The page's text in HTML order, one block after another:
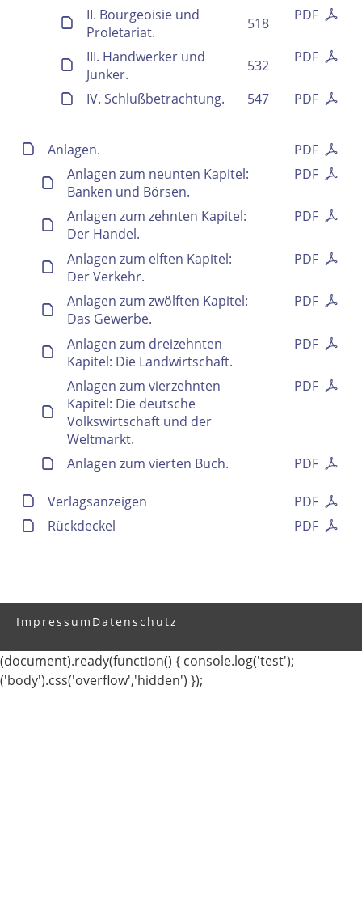
PDF
518
II. Bourgeoisie und
Proletariat.
PDF
532
III. Handwerker und
Junker.
PDF
547
IV. Schlußbetrachtung.
PDF
Anlagen.
PDF
Anlagen zum neunten Kapitel:
Banken und Börsen.
PDF
Anlagen zum zehnten Kapitel:
Der Handel.
PDF
Anlagen zum elften Kapitel:
Der Verkehr.
PDF
Anlagen zum zwölften Kapitel:
Das Gewerbe.
PDF
Anlagen zum dreizehnten
Kapitel: Die Landwirtschaft.
PDF
Anlagen zum vierzehnten
Kapitel: Die deutsche
Volkswirtschaft und der
Weltmarkt.
PDF
Anlagen zum vierten Buch.
PDF
Verlagsanzeigen
PDF
Rückdeckel
Impressum Datenschutz
(document).ready(function() { console.log('test');
('body').css('overflow','hidden') });